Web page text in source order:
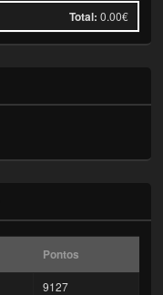
Total: 0.00€
Pontos
9127